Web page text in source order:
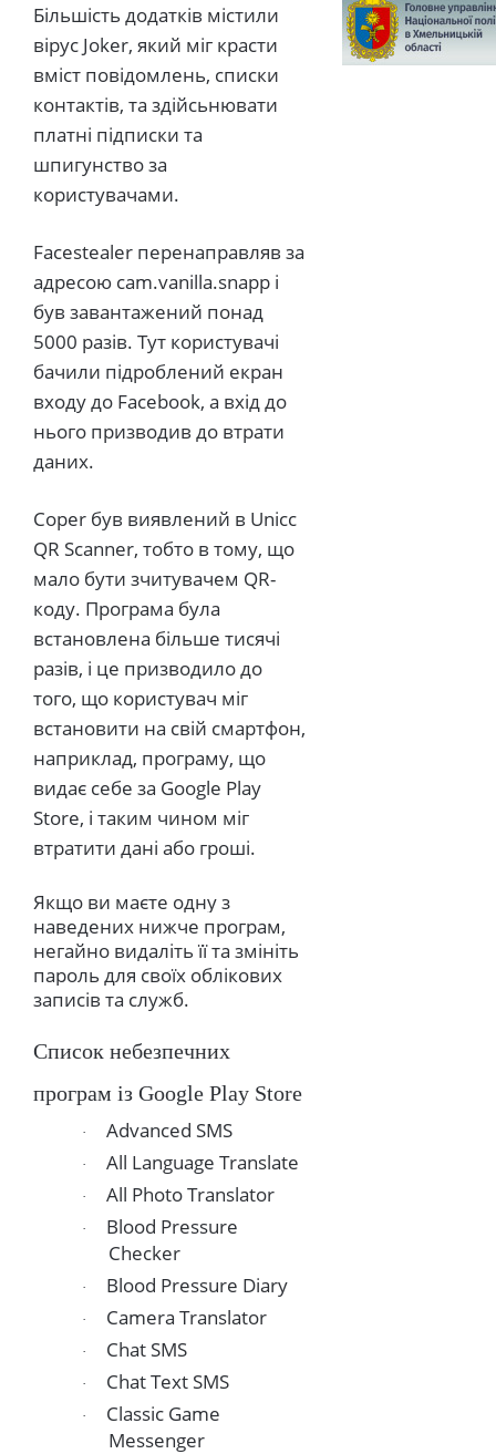
Більшість додатків містили
вірус Joker, який міг красти
вміст повідомлень, списки
контактів, та здійсьнювати
платні підписки та
шпигунство за
користувачами.
Facestealer перенаправляв за
адресою cam.vanilla.snapp і
був завантажений понад
5000 разів. Тут користувачі
бачили підроблений екран
входу до Facebook, а вхід до
нього призводив до втрати
даних.
Coper був виявлений в Unicc
QR Scanner, тобто в тому, що
мало бути зчитувачем QR-
коду. Програма була
встановлена більше тисячі
разів, і це призводило до
того, що користувач міг
встановити на свій смартфон,
наприклад, програму, що
видає себе за Google Play
Store, і таким чином міг
втратити дані або гроші.
Якщо ви маєте одну з
наведених нижче програм,
негайно видаліть її та змініть
пароль для своїх облікових
записів та служб.
Список небезпечних
програм із Google Play Store
· Advanced SMS
· All Language Translate
· All Photo Translator
·
Blood Pressure
Checker
· Blood Pressure Diary
· Camera Translator
· Chat SMS
· Chat Text SMS
·
Classic Game
Messenger